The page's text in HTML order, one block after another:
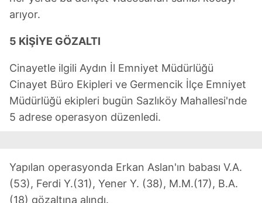
arıyor.
5 KİŞİYE GÖZALTI
Cinayetle ilgili Aydın İl Emniyet Müdürlüğü
Cinayet Büro Ekipleri ve Germencik İlçe Emniyet
Müdürlüğü ekipleri bugün Sazlıköy Mahallesi'nde
5 adrese operasyon düzenledi.
Yapılan operasyonda Erkan Aslan'ın babası V.A.
(53), Ferdi Y.(31), Yener Y. (38), M.M.(17), B.A.
(18) gözaltına alındı.